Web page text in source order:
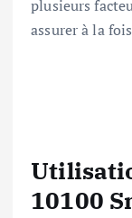
plusieurs
assurer à la
10100